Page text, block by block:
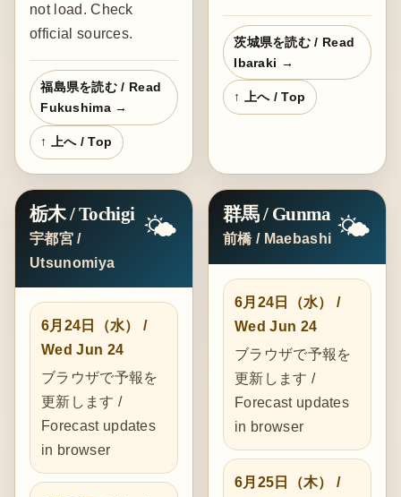
not load. Check
official sources.
福島県を読む / Read
Fukushima →
↑ 上へ / Top
茨城県を読む / Read
Ibaraki →
↑ 上へ / Top
栃木 / Tochigi
宇都宮 /
Utsunomiya
🌤️
6月24日（水） /
Wed Jun 24
ブラウザで予報を
更新します /
Forecast updates
in browser
群馬 / Gunma
前橋 / Maebashi 🌤️
6月24日（水） /
Wed Jun 24
ブラウザで予報を
更新します /
Forecast updates
in browser
6月25日（木） /